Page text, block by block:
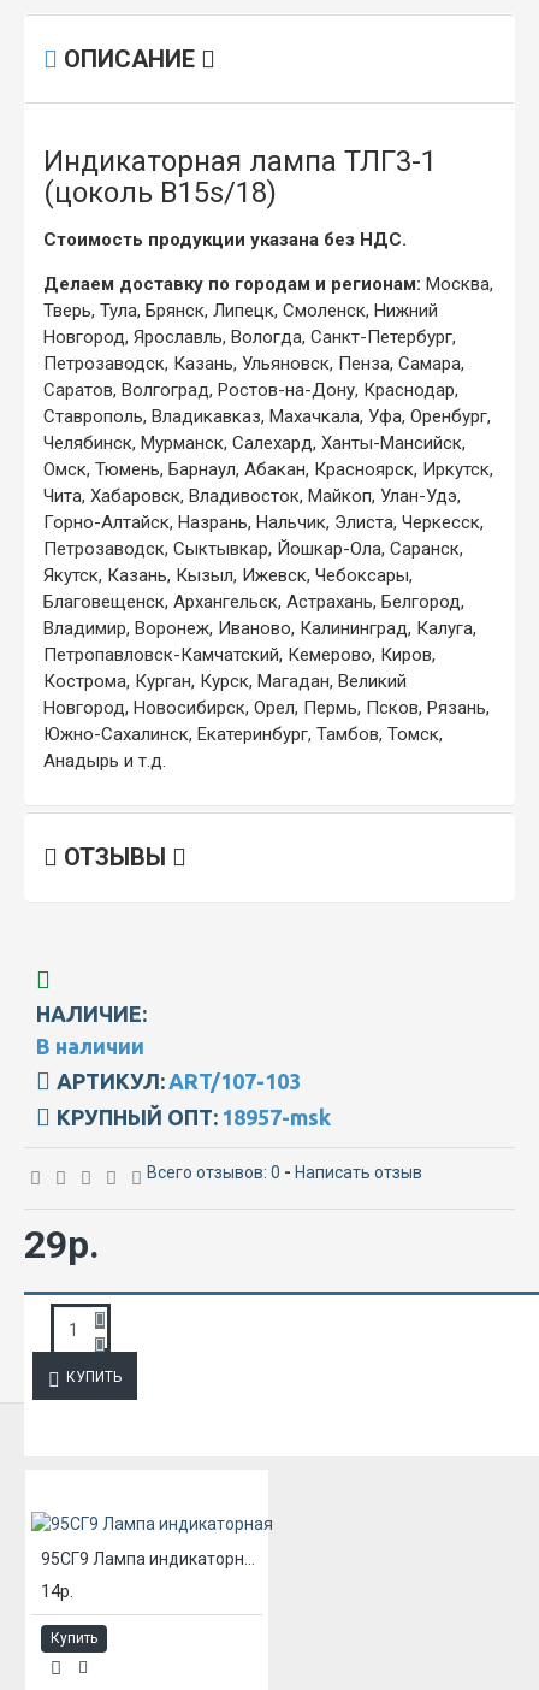
ОПИСАНИЕ
Индикаторная лампа ТЛГ3-1
(цоколь B15s/18)
Стоимость продукции указана без НДС.
Делаем доставку по городам и регионам: Москва,
Тверь, Тула, Брянск, Липецк, Смоленск, Нижний
Новгород, Ярославль, Вологда, Санкт-Петербург,
Петрозаводск, Казань, Ульяновск, Пенза, Самара,
Саратов, Волгоград, Ростов-на-Дону, Краснодар,
Ставрополь, Владикавказ, Махачкала, Уфа, Оренбург,
Челябинск, Мурманск, Салехард, Ханты-Мансийск,
Омск, Тюмень, Барнаул, Абакан, Красноярск, Иркутск,
Чита, Хабаровск, Владивосток, Майкоп, Улан-Удэ,
Горно-Алтайск, Назрань, Нальчик, Элиста, Черкесск,
Петрозаводск, Сыктывкар, Йошкар-Ола, Саранск,
Якутск, Казань, Кызыл, Ижевск, Чебоксары,
Благовещенск, Архангельск, Астрахань, Белгород,
Владимир, Воронеж, Иваново, Калининград, Калуга,
Петропавловск-Камчатский, Кемерово, Киров,
Кострома, Курган, Курск, Магадан, Великий
Новгород, Новосибирск, Орел, Пермь, Псков, Рязань,
Южно-Сахалинск, Екатеринбург, Тамбов, Томск,
Анадырь и т.д.
ОТЗЫВЫ
НАЛИЧИЕ:
В наличии
АРТИКУЛ: ART/107-103
КРУПНЫЙ ОПТ: 18957-msk
Всего отзывов: 0 - Написать отзыв
29р.
КУПИТЬ
14р.
Купить